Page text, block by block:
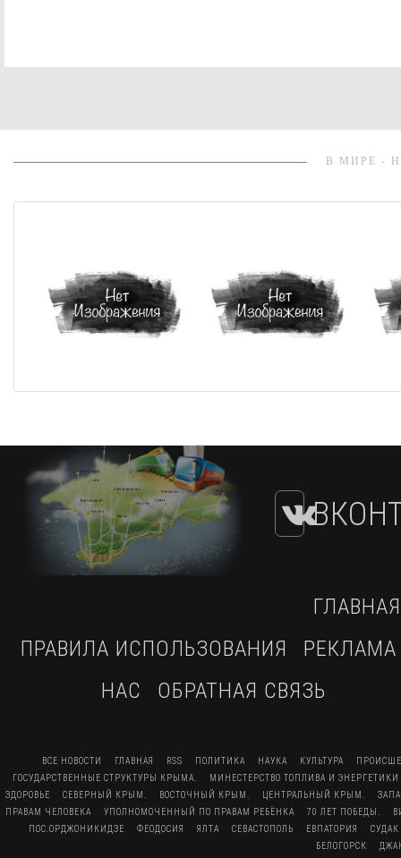
В МИРЕ -
ГЛАВНАЯ
ПРАВИЛА ИСПОЛЬЗОВАНИЯ
РЕКЛАМА
НАС
ОБРАТНАЯ СВЯЗЬ
ВСЕ НОВОСТИ ГЛАВНАЯ RSS ПОЛИТИКА НАУКА КУЛЬТУРА
ГОСУДАРСТВЕННЫЕ СТРУКТУРЫ КРЫМА.
МИНЕСТЕРСТВО ТОПЛИВА И
ЗДОРОВЬЕ
СЕВЕРНЫЙ КРЫМ. ВОСТОЧНЫЙ КРЫМ. ЦЕНТРАЛЬНЫЙ КРЫМ.
ПРАВАМ ЧЕЛОВЕКА
УПОЛНОМОЧЕННЫЙ ПО ПРАВАМ РЕБЁНКА 70 ЛЕТ ПОБЕДЫ.
ПОС.ОРДЖОНИКИДЗЕ
ФЕОДОСИЯ ЯЛТА СЕВАСТОПОЛЬ ЕВПАТОРИЯ
СУДАК
БЕЛОГОРСК